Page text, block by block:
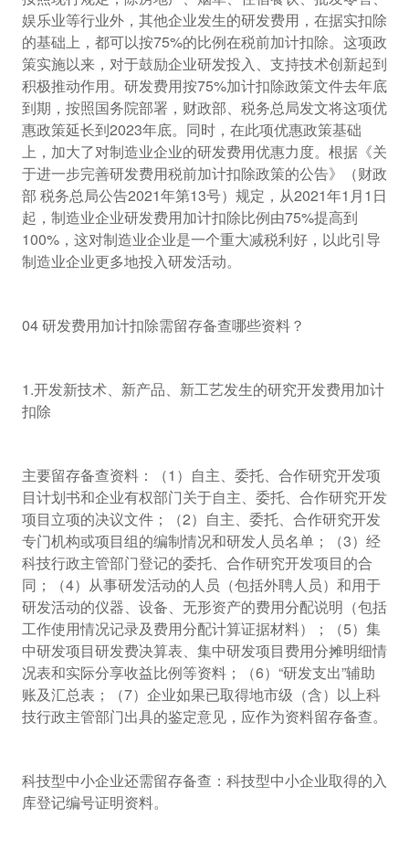
娱乐业等行业外，其他企业发生的研发费用，在据实扣除
的基础上，都可以按75%的比例在税前加计扣除。这项政
策实施以来，对于鼓励企业研发投入、支持技术创新起到
积极推动作用。研发费用按75%加计扣除政策文件去年底
到期，按照国务院部署，财政部、税务总局发文将这项优
惠政策延长到2023年底。同时，在此项优惠政策基础
上，加大了对制造业企业的研发费用优惠力度。根据《关
于进一步完善研发费用税前加计扣除政策的公告》（财政
部 税务总局公告2021年第13号）规定，从2021年1月1日
起，制造业企业研发费用加计扣除比例由75%提高到
100%，这对制造业企业是一个重大减税利好，以此引导
制造业企业更多地投入研发活动。
04 研发费用加计扣除需留存备查哪些资料？
1.开发新技术、新产品、新工艺发生的研究开发费用加计
扣除
主要留存备查资料：（1）自主、委托、合作研究开发项
目计划书和企业有权部门关于自主、委托、合作研究开发
项目立项的决议文件；（2）自主、委托、合作研究开发
专门机构或项目组的编制情况和研发人员名单；（3）经
科技行政主管部门登记的委托、合作研究开发项目的合
同；（4）从事研发活动的人员（包括外聘人员）和用于
研发活动的仪器、设备、无形资产的费用分配说明（包括
工作使用情况记录及费用分配计算证据材料）；（5）集
中研发项目研发费决算表、集中研发项目费用分摊明细情
况表和实际分享收益比例等资料；（6）“研发支出”辅助
账及汇总表；（7）企业如果已取得地市级（含）以上科
技行政主管部门出具的鉴定意见，应作为资料留存备查。
科技型中小企业还需留存备查：科技型中小企业取得的入
库登记编号证明资料。